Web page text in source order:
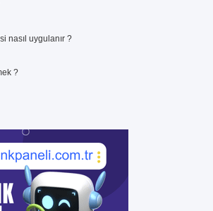
nasıl uygulanır ?
?